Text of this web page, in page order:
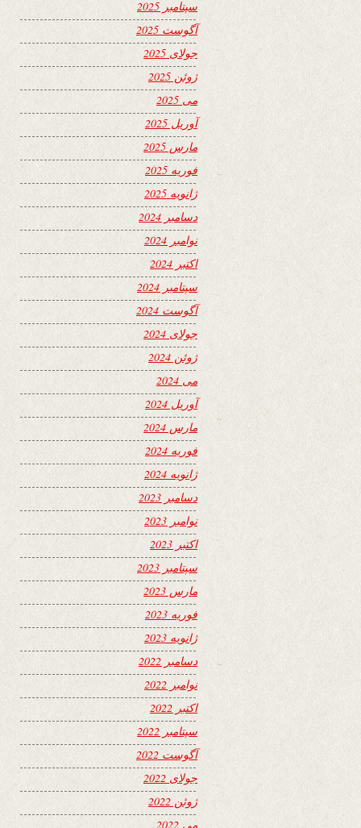
سپتامبر 2025
آگوست 2025
جولای 2025
ژوئن 2025
می 2025
آوریل 2025
مارس 2025
فوریه 2025
ژانویه 2025
دسامبر 2024
نوامبر 2024
اکتبر 2024
سپتامبر 2024
آگوست 2024
جولای 2024
ژوئن 2024
می 2024
آوریل 2024
مارس 2024
فوریه 2024
ژانویه 2024
دسامبر 2023
نوامبر 2023
اکتبر 2023
سپتامبر 2023
مارس 2023
فوریه 2023
ژانویه 2023
دسامبر 2022
نوامبر 2022
اکتبر 2022
سپتامبر 2022
آگوست 2022
جولای 2022
ژوئن 2022
می 2022